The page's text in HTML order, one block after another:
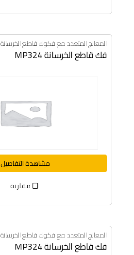
المعالج المتعدد مع فكوك قاطع الخرسانة
فك قاطع الخرسانة MP324
مشاهدة التفاصيل
مقارنة
المعالج المتعدد مع فكوك قاطع الخرسانة
فك قاطع الخرسانة MP324